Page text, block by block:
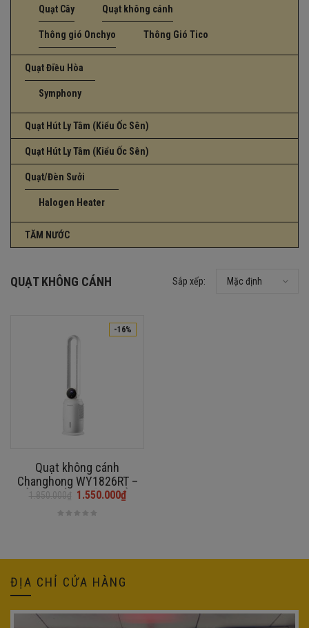
Quạt Cây Quạt không cánh
Thông gió Onchyo Thông Gió Tico
Quạt Điều Hòa
Symphony
Quạt Hút Ly Tâm (Kiểu Ốc Sên)
Quạt Hút Ly Tâm (Kiểu Ốc Sên)
Quạt/Đèn Sưởi
Halogen Heater
TĂM NƯỚC
QUẠT KHÔNG CÁNH Sắp xếp: Mặc định
-16%
Quạt không cánh
Changhong WY1826RT –
HÀNG CHÍNH HÃNG BẢO
1.850.000₫ 1.550.000₫
1.550.000₫.
ĐỊA CHỈ CỬA HÀNG